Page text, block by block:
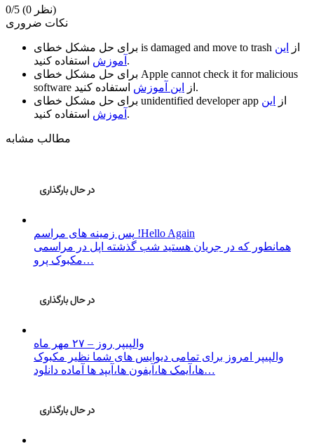
0/5
(0 نظر)
نکات ضروری
is damaged and move to trash از
این
آموزش استفاده کنید.
Apple cannot check it for malicious
software
از این آموزش
استفاده کنید.
unidentified developer app از
این
آموزش استفاده کنید.
مطالب مشابه
پس زمینه های مراسم !Hello Again
همانطور که در جریان هستید شب گذشته اپل در مراسمی
مکبوک پرو…
والپیپر روز – ۲۷ مهر ماه
والپیپر امروز برای تمامی دیوایس های شما نظیر مکبوک
ها،آیمک ها،آیفون ها،آیپد ها آماده دانلود…